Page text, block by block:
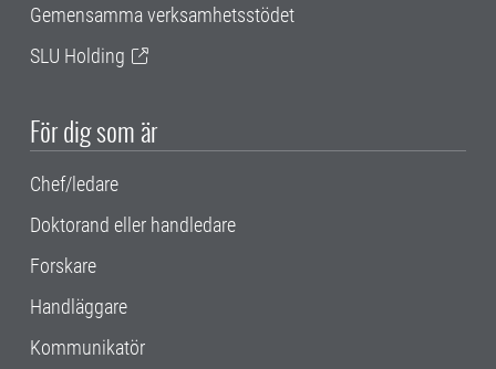
Gemensamma verksamhetsstödet
SLU Holding
För dig som är
Chef/ledare
Doktorand eller handledare
Forskare
Handläggare
Kommunikatör